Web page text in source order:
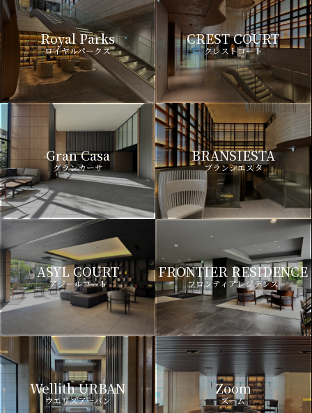
Royal Parks
ロイヤルパークス
CREST COURT
クレストコート
Gran Casa
グランカーサ
BRANSIESTA
ブランシエスタ
ASYL COURT
アジールコート
FRONTIER RESIDENCE
フロンティアレジデンス
Wellith URBAN
ウエリスアーバン
Zoom
ズーム